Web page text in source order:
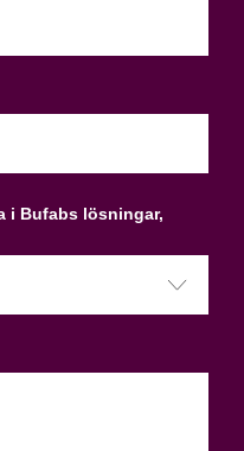
i Bufabs lösningar,